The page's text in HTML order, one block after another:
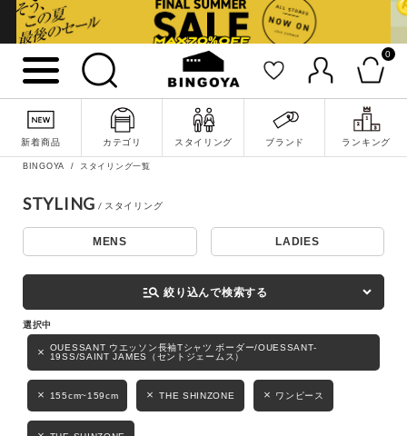
0
新着商品 カテゴリ スタイリング ブランド ランキング
詳細検索
キーワード
性別
BINGOYA スタイリング一覧
STYLING
MENS LADIES
manage_search 絞り込んで検索する
OUESSANT ウエッソン長袖Tシャツ ボーダー/OUESSANT-
19SS/SAINT JAMES（セントジェームス）
155cm~159cm THE SHINZONE ワンピース